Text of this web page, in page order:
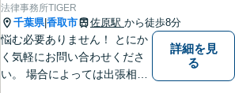
法律事務所TIGER
千葉県|香取市 佐原駅 から徒歩8分
悩む必要ありません！ とにか
く気軽にお問い合わせくださ
い。 場合によっては出張相談
詳細を見
る